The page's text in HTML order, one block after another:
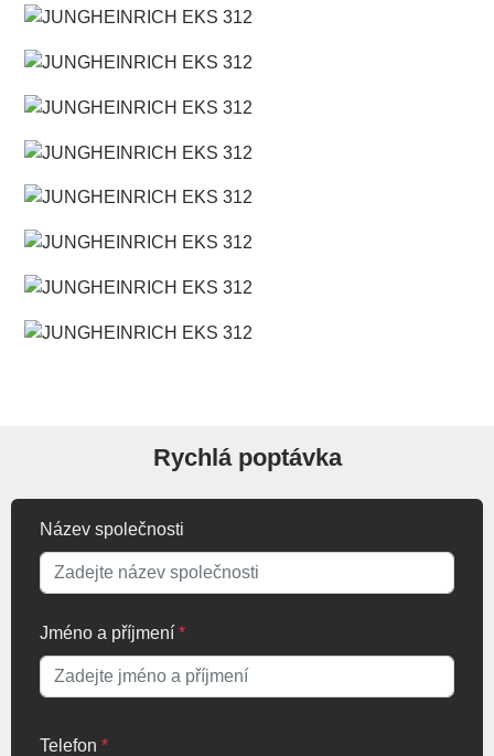
Rychlá poptávka
Název společnosti
Jméno a příjmení *
Telefon *